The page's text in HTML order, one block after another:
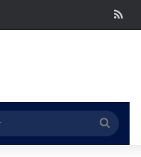
Search
for